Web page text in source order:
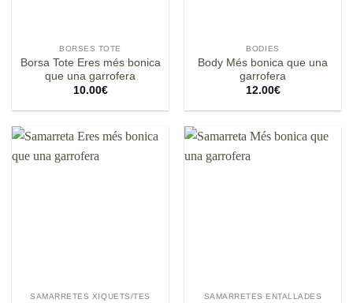
BORSES TOTE
Borsa Tote Eres més bonica
que una garrofera
10.00€
BODIES
Body Més bonica que una
garrofera
12.00€
SAMARRETES XIQUETS/TES SAMARRETES ENTALLADES